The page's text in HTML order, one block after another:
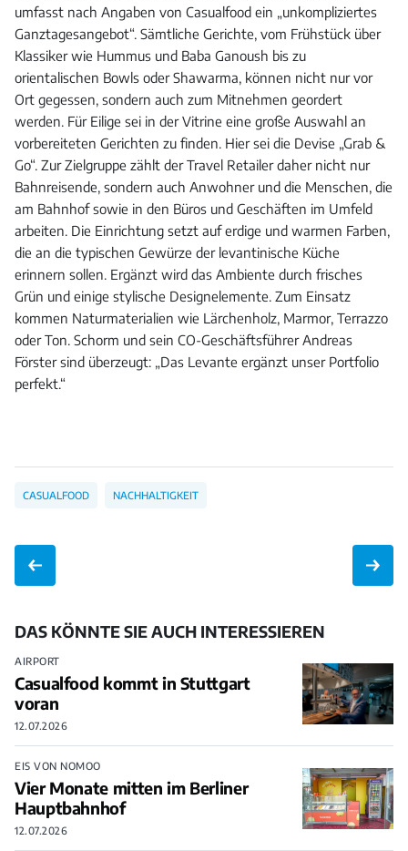
umfasst nach Angaben von Casualfood ein „unkompliziertes
Ganztagesangebot“. Sämtliche Gerichte, vom Frühstück über
Klassiker wie Hummus und Baba Ganoush bis zu
orientalischen Bowls oder Shawarma, können nicht nur vor
Ort gegessen, sondern auch zum Mitnehmen geordert
werden. Für Eilige sei in der Vitrine eine große Auswahl an
vorbereiteten Gerichten zu finden. Hier sei die Devise „Grab &
Go“. Zur Zielgruppe zählt der Travel Retailer daher nicht nur
Bahnreisende, sondern auch Anwohner und die Menschen, die
am Bahnhof sowie in den Büros und Geschäften im Umfeld
arbeiten. Die Einrichtung setzt auf erdige und warmen Farben,
die an die typischen Gewürze der levantinische Küche
erinnern sollen. Ergänzt wird das Ambiente durch frisches
Grün und einige stylische Designelemente. Zum Einsatz
kommen Naturmaterialien wie Lärchenholz, Marmor, Terrazzo
oder Ton. Schorm und sein CO-Geschäftsführer Andreas
Förster sind überzeugt: „Das Levante ergänzt unser Portfolio
perfekt.“
CASUALFOOD NACHHALTIGKEIT
DAS KÖNNTE SIE AUCH INTERESSIEREN
AIRPORT
Casualfood kommt in Stuttgart
voran
12.07.2026
EIS VON NOMOO
Vier Monate mitten im Berliner
Hauptbahnhof
12.07.2026